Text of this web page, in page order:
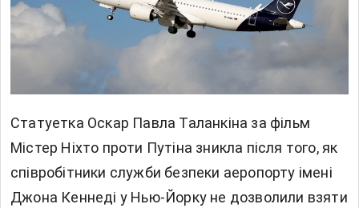
Статуетка Оскар Павла Таланкіна за фільм
Містер Ніхто проти Путіна зникла після того, як
співробітники служби безпеки аеропорту імені
Джона Кеннеді у Нью-Йорку не дозволили взяти